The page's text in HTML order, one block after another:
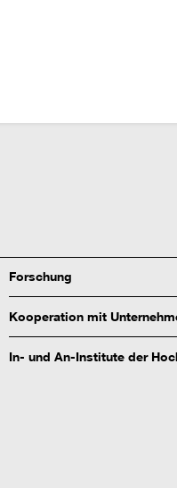
Forschung
Kooperation mit
In- und An-Institute der